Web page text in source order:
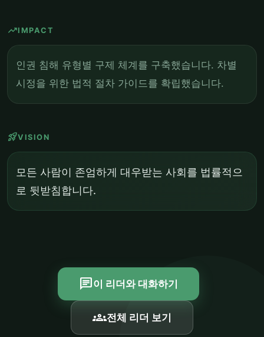
trending_upIMPACT
인권 침해 유형별 구제 체계를 구축했습니다. 차별
시정을 위한 법적 절차 가이드를 확립했습니다.
rocket_launchVISION
모든 사람이 존엄하게 대우받는 사회를 법률적으
로 뒷받침합니다.
chat이 리더와 대화하기
groups전체 리더 보기